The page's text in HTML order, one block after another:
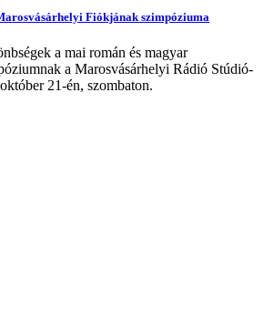
Fiókjának szimpóziuma
a mai román és magyar
a Marosvásárhelyi Rádió Stúdió-
21-én, szombaton.